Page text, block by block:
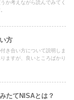
か考えながら読んでみてく
方
き合い方について説明しま
ますが、良いところばかり
たてNISAとは？